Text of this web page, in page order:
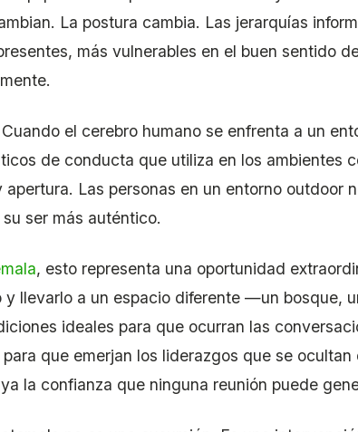
La postura cambia. Las jerarquías
más vulnerables en el buen sentido
el cerebro humano se enfrenta a un
de conducta que utiliza en los ambientes
Las personas en un entorno outdoor
ser más auténtico.
, esto representa una oportunidad
llevarlo a un espacio diferente —un bosque,
ideales para que ocurran las
que emerjan los liderazgos que se
la confianza que ninguna reunión puede